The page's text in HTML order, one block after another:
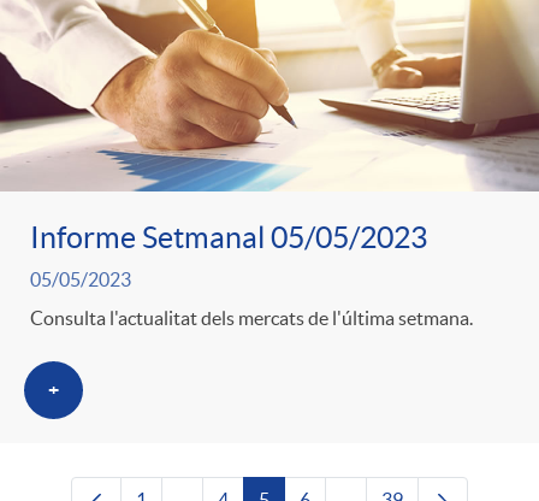
Informe Setmanal 05/05/2023
05/05/2023
Consulta l'actualitat dels mercats de l'última setmana.
+